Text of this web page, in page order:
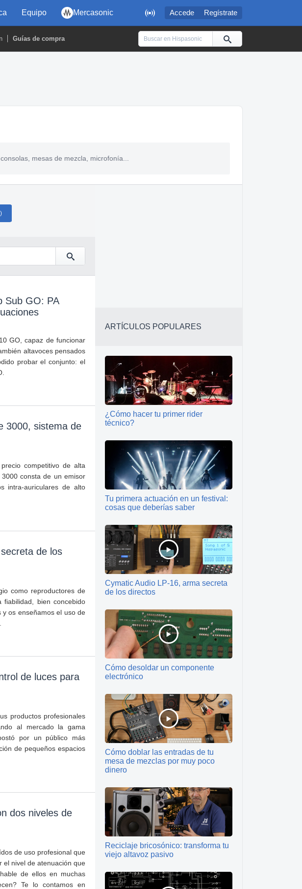
 Accede Regístrate
Equipo Mercasonic
Guías de compra
mesas de mezcla, microfonía...
Sub GO: PA
GO, capaz de funcionar
altavoces pensados
probar el conjunto: el
3000, sistema de
competitivo de alta
consta de un emisor
intra-auriculares de alto
de los
como reproductores de
fiabilidad, bien concebido
y os enseñamos el uso de
de luces para
productos profesionales
al mercado la gama
por un público más
de pequeños espacios
dos niveles de
de uso profesional que
el nivel de atenuación que
de ellos en muchas
Te lo contamos en
ARTÍCULOS POPULARES
¿Cómo hacer tu primer rider
técnico?
Tu primera actuación en un festival:
cosas que deberías saber
Cymatic Audio LP-16, arma secreta
de los directos
Cómo desoldar un componente
electrónico
Cómo doblar las entradas de tu
mesa de mezclas por muy poco
dinero
Reciclaje bricosónico: transforma tu
viejo altavoz pasivo